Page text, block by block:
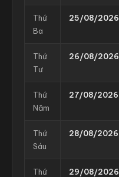
Thứ
Ba
25/08/2026
Thứ
Tư
26/08/2026
Thứ
Năm
27/08/2026
Thứ
Sáu
28/08/2026
Thứ
29/08/2026